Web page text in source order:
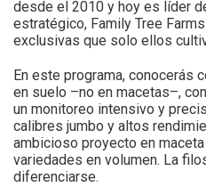
desde el 2010 y hoy es líder
estratégico, Family Tree
exclusivas que solo ellos
En este programa, conocerás
en suelo –no en macetas–, con
un monitoreo intensivo y
calibres jumbo y altos
ambicioso proyecto en
variedades en volumen. La
diferenciarse.